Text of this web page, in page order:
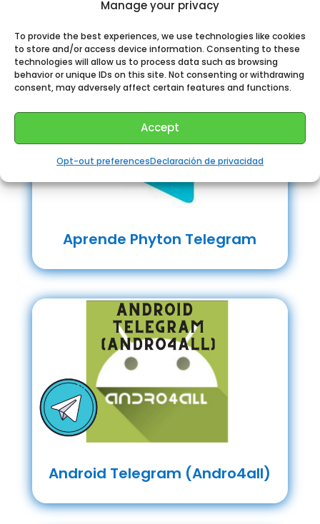
Manage your privacy
To provide the best experiences, we use technologies like cookies
to store and/or access device information. Consenting to these
technologies will allow us to process data such as browsing
behavior or unique IDs on this site. Not consenting or withdrawing
consent, may adversely affect certain features and functions.
Accept
Opt-out preferencesDeclaración de privacidad
Aprende Phyton Telegram
Android Telegram (Andro4all)